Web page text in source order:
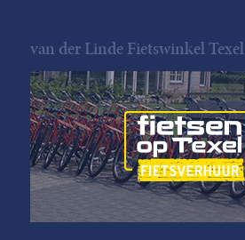
van der Linde Fietswinkel Texel